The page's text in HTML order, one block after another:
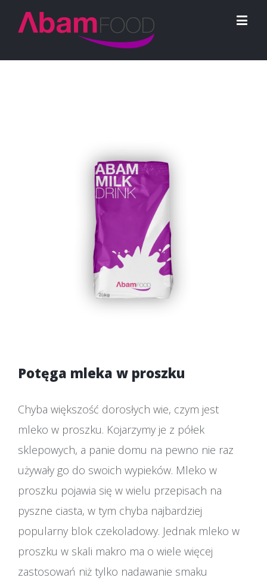
Potęga mleka w proszku
Chyba większość dorosłych wie, czym jest
mleko w proszku. Kojarzymy je z półek
sklepowych, a panie domu na pewno nie raz
używały go do swoich wypieków. Mleko w
proszku pojawia się w wielu przepisach na
pyszne ciasta, w tym chyba najbardziej
popularny blok czekoladowy. Jednak mleko w
proszku w skali makro ma o wiele więcej
zastosowań niż tylko nadawanie smaku